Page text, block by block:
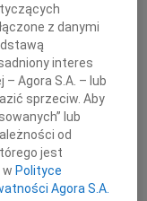
Pracownika,
Pana
Śmietankę
z danymi
interes
– Agora S.A. – lub
sprzeciw. Aby
lub
od
jest
wPolityce
Agora S.A.